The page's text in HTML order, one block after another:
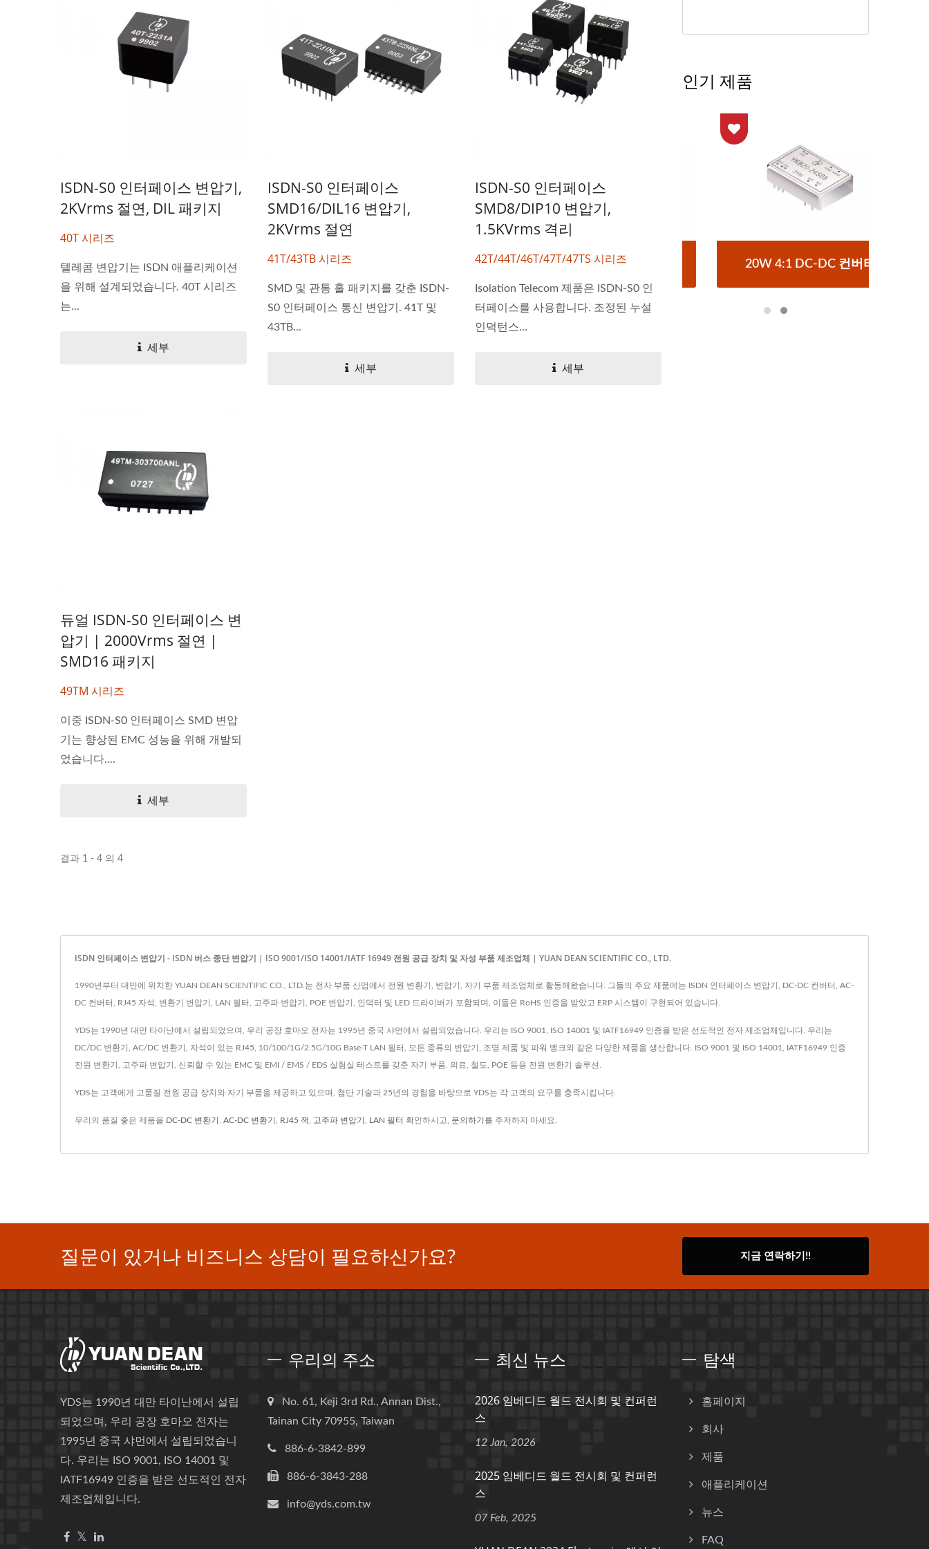
ISDN-S0 인터페이스 변압기,
2KVrms 절연, DIL 패키지
40T 시리즈
텔레콤 변압기는 ISDN 애플리케이션
을 위해 설계되었습니다. 40T 시리즈
는...
세부
ISDN-S0 인터페이스
SMD16/DIL16 변압기,
2KVrms 절연
41T/43TB 시리즈
SMD 및 관통 홀 패키지를 갖춘 ISDN-
S0 인터페이스 통신 변압기. 41T 및
43TB...
세부
ISDN-S0 인터페이스
SMD8/DIP10 변압기,
1.5KVrms 격리
42T/44T/46T/47T/47TS 시리즈
Isolation Telecom 제품은 ISDN-S0 인
터페이스를 사용합니다. 조정된 누설
인덕턴스...
세부
듀얼 ISDN-S0 인터페이스 변
압기 | 2000Vrms 절연 |
SMD16 패키지
49TM 시리즈
이중 ISDN-S0 인터페이스 SMD 변압
기는 향상된 EMC 성능을 위해 개발되
었습니다....
세부
결과 1 - 4 의 4
인기 제품
하프 브릭 DC-DC 컨버터 20W 4:1 DC-DC 컨버터 하프 브릭 DC-DC 컨버터 20W 4:1 DC-DC 컨버터
ISDN 인터페이스 변압기 - ISDN 버스 종단 변압기 | ISO 9001/ISO 14001/IATF 16949 전원 공급 장치 및 자성 부품 제조업체 | YUAN DEAN SCIENTIFIC CO., LTD.
1990년부터 대만에 위치한 YUAN DEAN SCIENTIFIC CO., LTD.는 전자 부품 산업에서 전원 변환기, 변압기, 자기 부품 제조업체로 활동해왔습니다. 그들의 주요 제품에는 ISDN 인터페이스 변압기, DC-DC 컨버터, AC-
DC 컨버터, RJ45 자석, 변환기 변압기, LAN 필터, 고주파 변압기, POE 변압기, 인덕터 및 LED 드라이버가 포함되며, 이들은 RoHS 인증을 받았고 ERP 시스템이 구현되어 있습니다.
YDS는 1990년 대만 타이난에서 설립되었으며, 우리 공장 호마오 전자는 1995년 중국 샤먼에서 설립되었습니다. 우리는 ISO 9001, ISO 14001 및 IATF16949 인증을 받은 선도적인 전자 제조업체입니다. 우리는
DC/DC 변환기, AC/DC 변환기, 자석이 있는 RJ45, 10/100/1G/2.5G/10G Base-T LAN 필터, 모든 종류의 변압기, 조명 제품 및 파워 뱅크와 같은 다양한 제품을 생산합니다. ISO 9001 및 ISO 14001, IATF16949 인증
전원 변환기, 고주파 변압기, 신뢰할 수 있는 EMC 및 EMI / EMS / EDS 실험실 테스트를 갖춘 자기 부품. 의료, 철도, POE 등용 전원 변환기 솔루션.
YDS는 고객에게 고품질 전원 공급 장치와 자기 부품을 제공하고 있으며, 첨단 기술과 25년의 경험을 바탕으로 YDS는 각 고객의 요구를 충족시킵니다.
우리의 품질 좋은 제품을 DC-DC 변환기 AC-DC 변환기 RJ45 잭 고주파 변압기 LAN 필터 확인하시고, 문의하기 를 주저하지 마세요.
질문이 있거나 비즈니스 상담이 필요하신가요? 지금 연락하기!!
YDS는 1990년 대만 타이난에서 설립
되었으며, 우리 공장 호마오 전자는
1995년 중국 샤먼에서 설립되었습니
다. 우리는 ISO 9001, ISO 14001 및
IATF16949 인증을 받은 선도적인 전자
제조업체입니다.
우리의 주소
No. 61, Keji 3rd Rd., Annan Dist.,
Tainan City 70955, Taiwan
886-6-3842-899
886-6-3843-288
info@yds.com.tw
최신 뉴스
2026 임베디드 월드 전시회 및 컨퍼런
스
12 Jan, 2026
2025 임베디드 월드 전시회 및 컨퍼런
스
07 Feb, 2025
탐색
홈페이지
회사
제품
애플리케이션
뉴스
FAQ